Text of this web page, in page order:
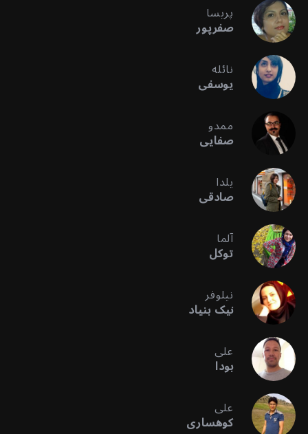
پریسا
صفرپور
نائله
یوسفی
ممدو
صفایی
یلدا
صادقی
آلما
توکل
نیلوفر
نیک بنیاد
علی
بودا
علی
کوهساری